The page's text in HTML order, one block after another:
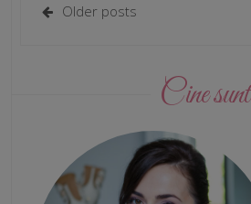
Older posts
Cine sunt